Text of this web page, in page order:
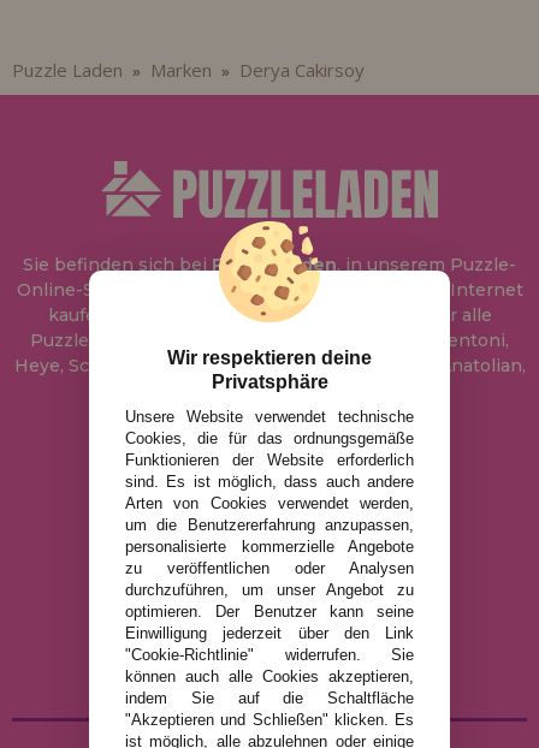
Puzzle Laden » Marken » Derya Cakirsoy
Sie befinden sich bei Puzzle Laden, in unserem Puzzle-
Online-Shop, wo Sie Puzzle zum besten Preis im Internet
kaufen können. In unserem Katalog führen wir alle
Puzzles der Marken Educa, Ravensburger, Clementoni,
Heye, Schmidt, Castorland, Jumbo, Trefl, Piatnik, Anatolian,
Art Puzzle, Gibsons und viele mehr.
info@puzzleladen.de
RECHTLICHE HINWEISE
DATENSCHUTZRICHTLINIE
COOKIE-RICHTLINIE
VERSAND UND RÜCKGABE
RÜCKGABE / WIDERRUF
Wir respektieren deine
Privatsphäre
Unsere Website verwendet technische
Cookies, die für das ordnungsgemäße
Funktionieren der Website erforderlich
sind. Es ist möglich, dass auch andere
Arten von Cookies verwendet werden,
um die Benutzererfahrung anzupassen,
personalisierte kommerzielle Angebote
zu veröffentlichen oder Analysen
durchzuführen, um unser Angebot zu
optimieren. Der Benutzer kann seine
Einwilligung jederzeit über den Link
"Cookie-Richtlinie" widerrufen. Sie
können auch alle Cookies akzeptieren,
indem Sie auf die Schaltfläche
"Akzeptieren und Schließen" klicken. Es
ist möglich, alle abzulehnen oder einige